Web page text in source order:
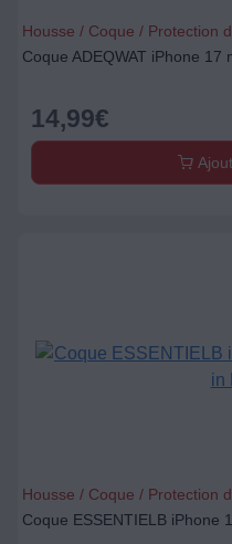
Housse / Coque / Protection
Coque ADEQWAT iPhone 17
14,99€
Housse / Coque / Protection
Coque ESSENTIELB iPhone